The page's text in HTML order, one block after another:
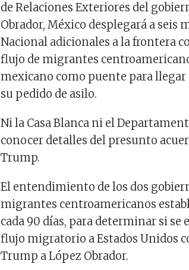
de Relaciones Exteriores del
Obrador, México desplegará a seis
Nacional adicionales a la frontera
flujo de migrantes
mexicano como puente para llegar
su pedido de asilo.
Ni la Casa Blanca ni el
conocer detalles del presunto
Trump.
El entendimiento de los dos
migrantes centroamericanos
cada 90 días, para determinar si
flujo migratorio a Estados Unidos
Trump a López Obrador.